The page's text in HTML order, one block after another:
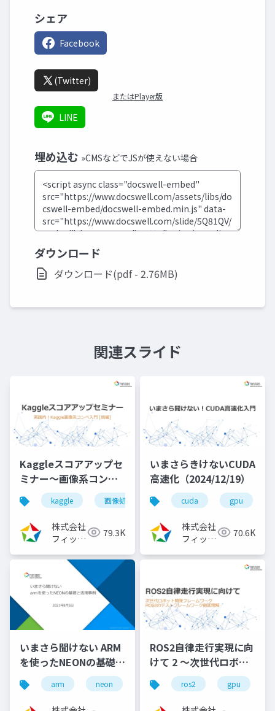
シェア
Facebook
(Twitter)
またはPlayer版
LINE
埋め込む »CMSなどでJSが使えない場合
ダウンロード
ダウンロード(pdf - 2.76MB)
関連スライド
Kaggleスコアアップセ
ミナー～画像系コンペ
入門[前編]
（2023/08/02）
kaggle 画像処理 機械学習 深層学習
株式会社
フィック
79.3K
いまさらきけないCUDA
高速化（2024/12/19）
cuda gpu
株式会社
フィック
70.6K
いまさら聞けない ARM
を使ったNEONの基礎と
活用事例
（2021/08/05）
arm neon
ROS2自律走行実現に向
けて 2 ～次世代ロボッ
ト開発フレームワーク
ROS2のビルドシステム
徹底理解～
ros2 gpu